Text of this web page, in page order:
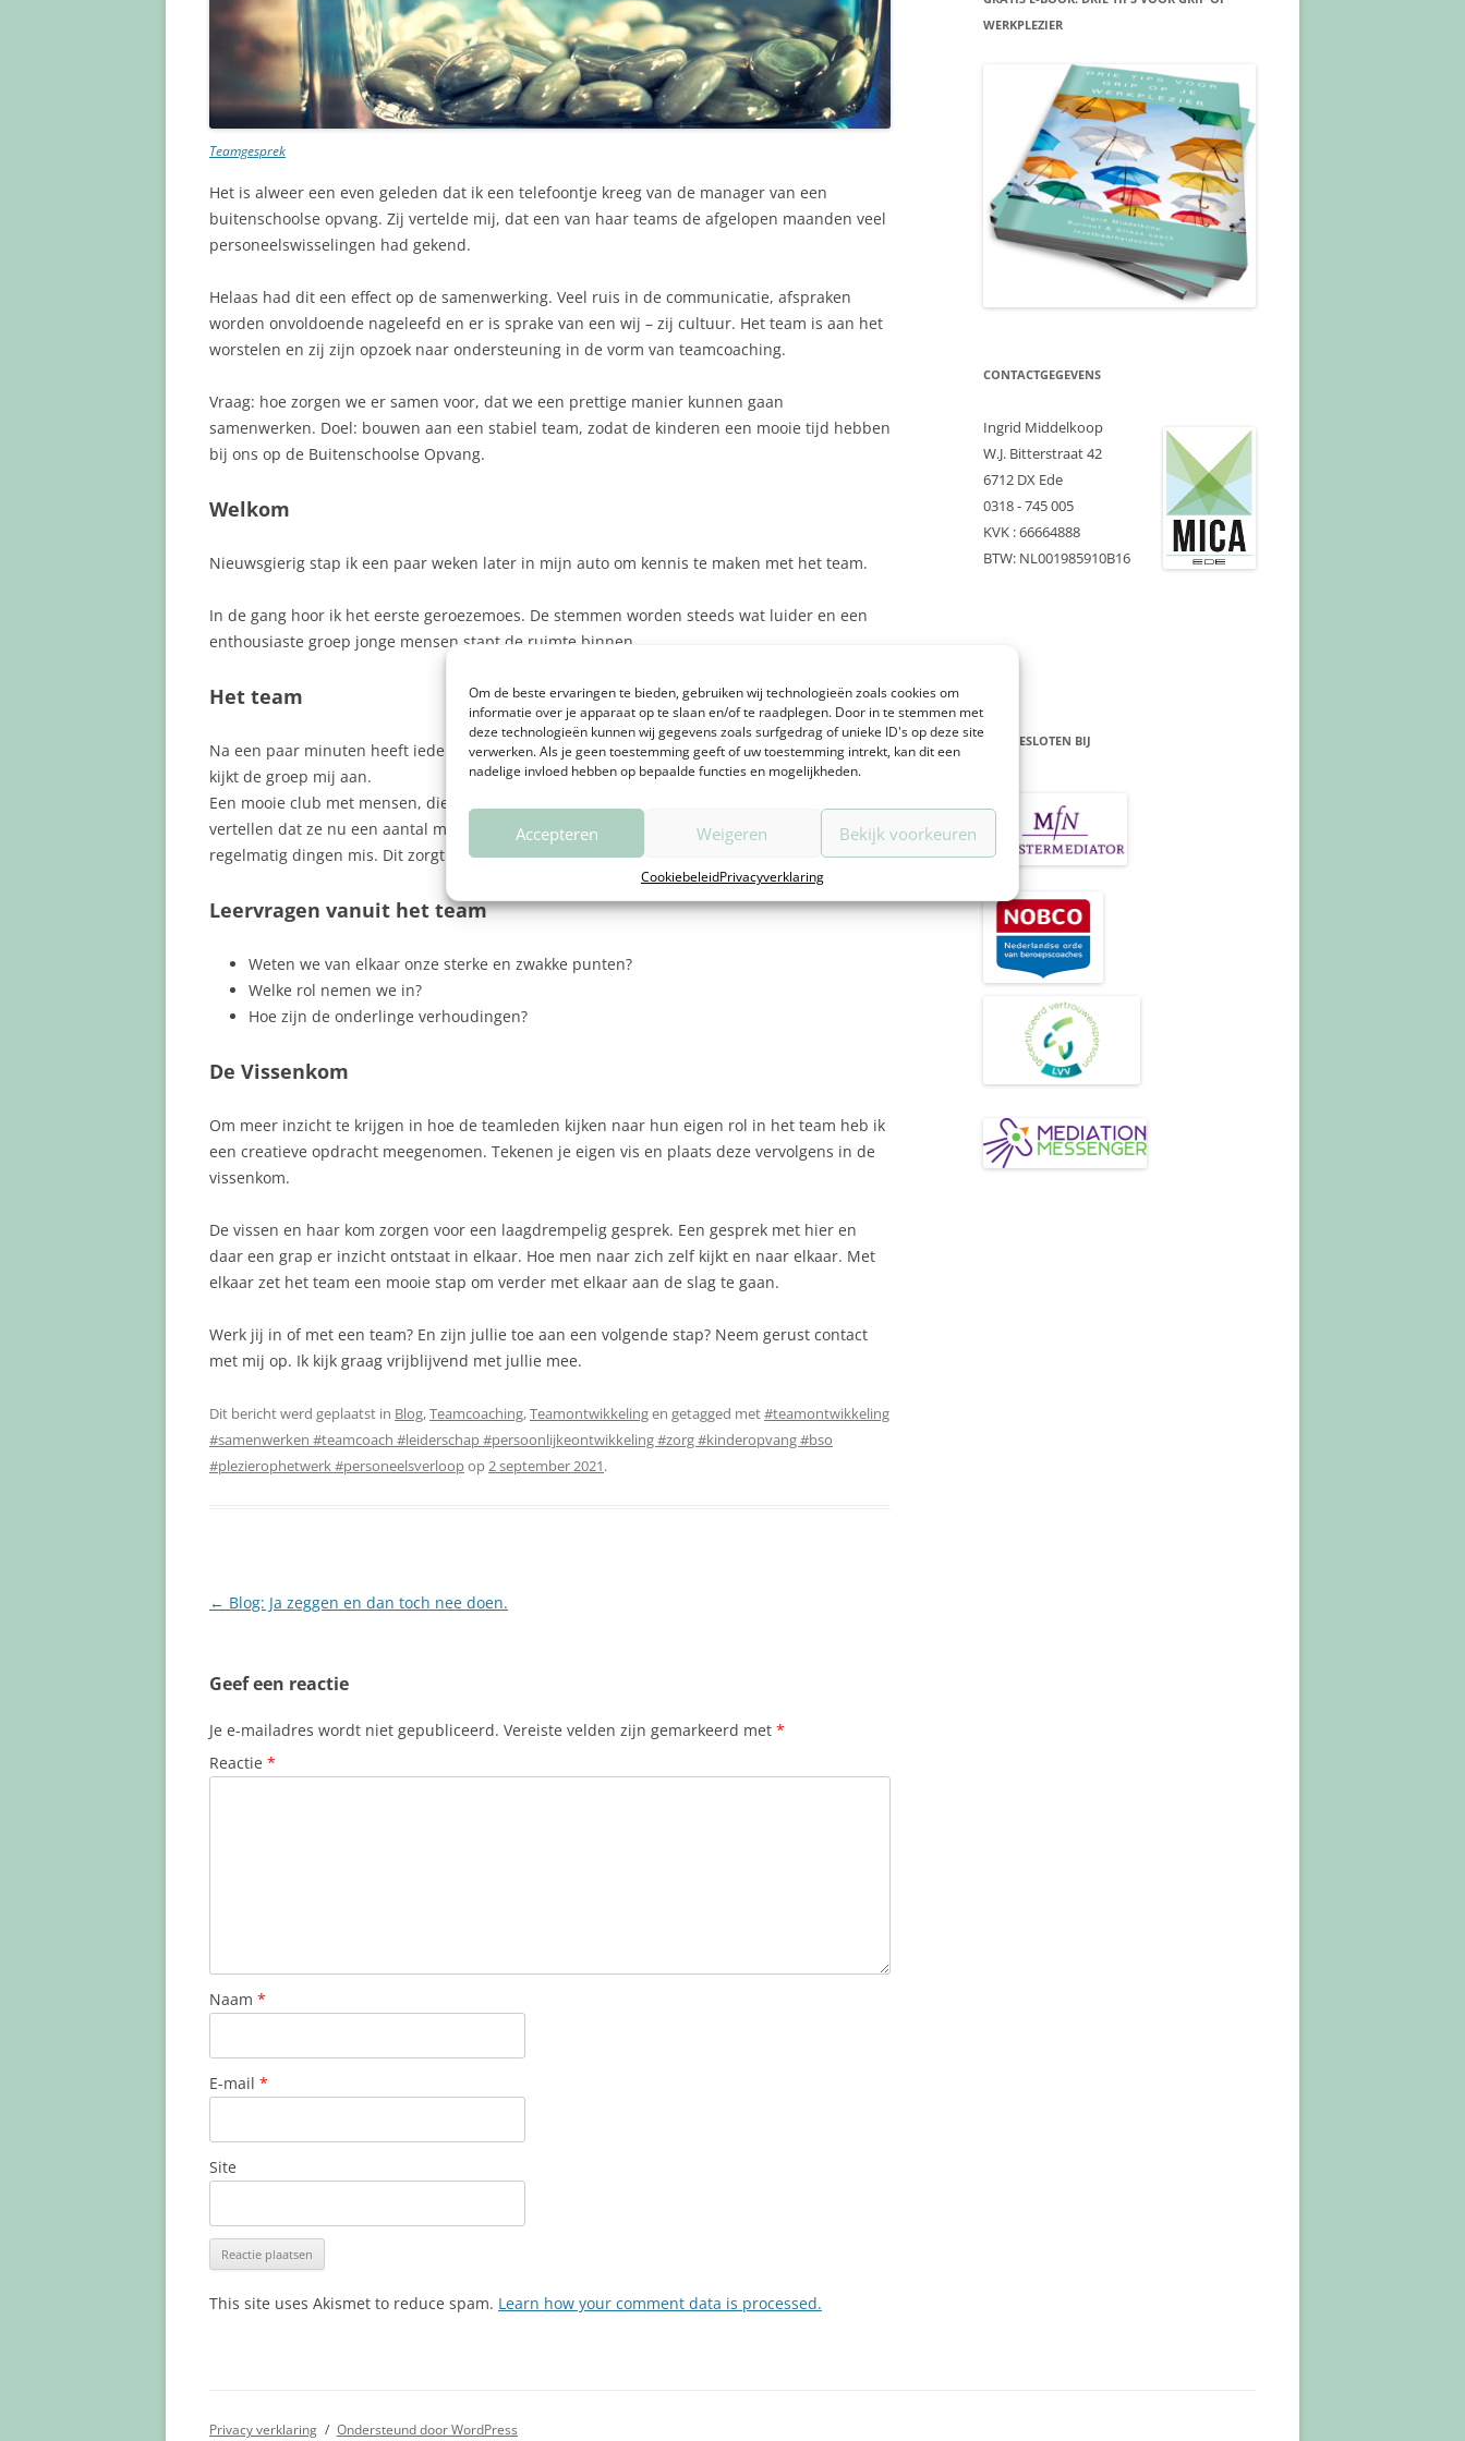
Om de beste ervaringen te bieden, gebruiken wij technologieën zoals cookies om
informatie over je apparaat op te slaan en/of te raadplegen. Door in te stemmen met
deze technologieën kunnen wij gegevens zoals surfgedrag of unieke ID's op deze site
verwerken. Als je geen toestemming geeft of uw toestemming intrekt, kan dit een
nadelige invloed hebben op bepaalde functies en mogelijkheden.
Accepteren Weigeren Bekijk voorkeuren
CookiebeleidPrivacyverklaring
Teamgesprek
Het is alweer een even geleden dat ik een telefoontje kreeg van de manager van een
buitenschoolse opvang. Zij vertelde mij, dat een van haar teams de afgelopen maanden veel
personeelswisselingen had gekend.
Helaas had dit een effect op de samenwerking. Veel ruis in de communicatie, afspraken
worden onvoldoende nageleefd en er is sprake van een wij – zij cultuur. Het team is aan het
worstelen en zij zijn opzoek naar ondersteuning in de vorm van teamcoaching.
Vraag: hoe zorgen we er samen voor, dat we een prettige manier kunnen gaan
samenwerken. Doel: bouwen aan een stabiel team, zodat de kinderen een mooie tijd hebben
bij ons op de Buitenschoolse Opvang.
Welkom
Nieuwsgierig stap ik een paar weken later in mijn auto om kennis te maken met het team.
In de gang hoor ik het eerste geroezemoes. De stemmen worden steeds wat luider en een
enthousiaste groep jonge mensen stapt de ruimte binnen.
Het team
Na een paar minuten heeft ieder een plekje gevonden. Licht gespannen en nieuwsgierig
kijkt de groep mij aan.
Een mooie club met mensen, die voor iets meer als de helft bestaat uit oudgediende. Ze
vertellen dat ze nu een aantal maanden met elkaar aan het werk zijn. Het loopt en er gaan
regelmatig dingen mis. Dit zorgt voor irritaties en onbegrip.
Leervragen vanuit het team
Weten we van elkaar onze sterke en zwakke punten?
Welke rol nemen we in?
Hoe zijn de onderlinge verhoudingen?
De Vissenkom
Om meer inzicht te krijgen in hoe de teamleden kijken naar hun eigen rol in het team heb ik
een creatieve opdracht meegenomen. Tekenen je eigen vis en plaats deze vervolgens in de
vissenkom.
De vissen en haar kom zorgen voor een laagdrempelig gesprek. Een gesprek met hier en
daar een grap er inzicht ontstaat in elkaar. Hoe men naar zich zelf kijkt en naar elkaar. Met
elkaar zet het team een mooie stap om verder met elkaar aan de slag te gaan.
Werk jij in of met een team? En zijn jullie toe aan een volgende stap? Neem gerust contact
met mij op. Ik kijk graag vrijblijvend met jullie mee.
Dit bericht werd geplaatst in Blog,Teamcoaching,Teamontwikkelingen getagged met#teamontwikkeling
#samenwerken #teamcoach #leiderschap #persoonlijkeontwikkeling #zorg #kinderopvang #bso
#plezierophetwerk #personeelsverloopop 2 september 2021.
Berichtnavigatie
← Blog: Ja zeggen en dan toch nee doen.
Geef een reactie
Je e-mailadres wordt niet gepubliceerd. Vereiste velden zijn gemarkeerd met *
Reactie *
Naam *
E-mail *
Site
This site uses Akismet to reduce spam. Learn how your comment data is processed.
WERKPLEZIER
CONTACTGEGEVENS
Ingrid Middelkoop
W.J. Bitterstraat 42
6712 DX Ede
0318 - 745 005
KVK : 66664888
BTW: NL001985910B16
AANGESLOTEN BIJ
Privacy verklaring Ondersteund door WordPress